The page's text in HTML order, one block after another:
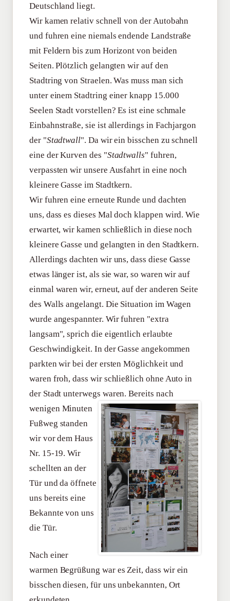
Deutschland liegt.
Wir kamen relativ schnell von der Autobahn
und fuhren eine niemals endende Landstraße
mit Feldern bis zum Horizont von beiden
Seiten. Plötzlich gelangten wir auf den
Stadtring von Straelen. Was muss man sich
unter einem Stadtring einer knapp 15.000
Seelen Stadt vorstellen? Es ist eine schmale
Einbahnstraße, sie ist allerdings in Fachjargon
der "Stadtwall". Da wir ein bisschen zu schnell
eine der Kurven des "Stadtwalls" fuhren,
verpassten wir unsere Ausfahrt in eine noch
kleinere Gasse im Stadtkern.
Wir fuhren eine erneute Runde und dachten
uns, dass es dieses Mal doch klappen wird. Wie
erwartet, wir kamen schließlich in diese noch
kleinere Gasse und gelangten in den Stadtkern.
Allerdings dachten wir uns, dass diese Gasse
etwas länger ist, als sie war, so waren wir auf
einmal waren wir, erneut, auf der anderen Seite
des Walls angelangt. Die Situation im Wagen
wurde angespannter. Wir fuhren "extra
langsam", sprich die eigentlich erlaubte
Geschwindigkeit. In der Gasse angekommen
parkten wir bei der ersten Möglichkeit und
waren froh, dass wir schließlich ohne Auto in
der Stadt unterwegs waren. Bereits nach
wenigen Minuten
Fußweg standen
wir vor dem Haus
Nr. 15-19. Wir
schellten an der
Tür und da öffnete
uns bereits eine
Bekannte von uns
die Tür.
Nach einer
warmen Begrüßung war es Zeit, dass wir ein
bisschen diesen, für uns unbekannten, Ort